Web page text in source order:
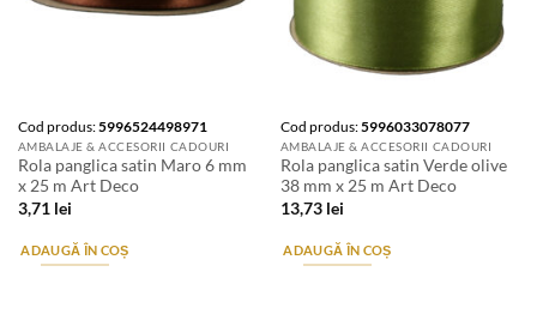
Cod produs:5996524498971
AMBALAJE & ACCESORII CADOURI
Rola panglica satin Maro 6 mm
x 25 m Art Deco
3,71 lei
ADAUGĂ ÎN COȘ
Cod produs:5996033078077
AMBALAJE & ACCESORII CADOURI
Rola panglica satin Verde olive
38 mm x 25 m Art Deco
13,73 lei
ADAUGĂ ÎN COȘ